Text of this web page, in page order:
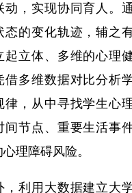
动，实现协同育人。
态的变化轨迹，辅之
起立体、多维的心理
借多维数据对比分析
律，从中寻找学生心
间节点、重要生活事
理障碍风险。
用大数据建立大学